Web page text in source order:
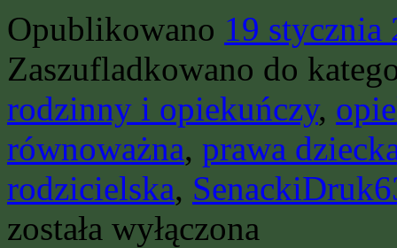
Opublikowano 19 stycznia
Zaszufladkowano do
rodzinny i opiekuńczy,
równoważna, prawa
rodzicielska,
została wyłączona